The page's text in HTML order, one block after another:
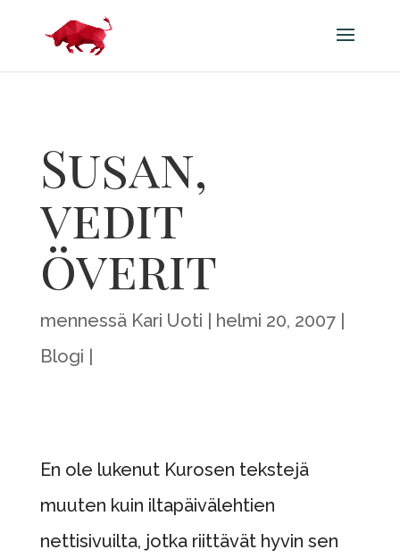
Susan,
vedit
överit
mennessä Kari Uoti
helmi 20, 2007
Blogi
En ole lukenut Kurosen tekstejä
muuten kuin iltapäivälehtien
nettisivuilta, jotka riittävät hyvin sen